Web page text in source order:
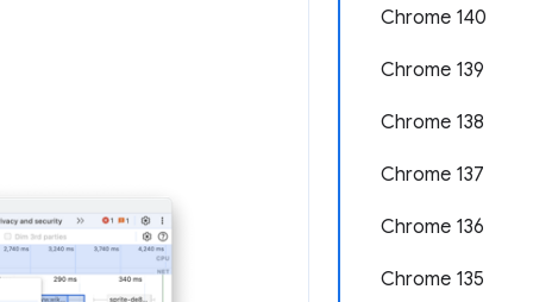
Chrome 140
Chrome 139
Chrome 138
Chrome 137
Chrome 136
Chrome 135